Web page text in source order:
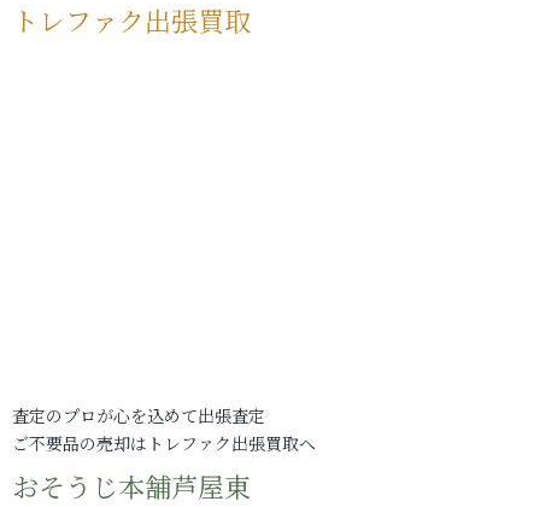
トレファク出張買取
査定のプロが心を込めて出張査定
ご不要品の売却はトレファク出張買取へ
おそうじ本舗芦屋東